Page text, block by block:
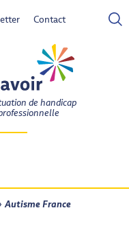
Contact
de handicap
›Autisme France